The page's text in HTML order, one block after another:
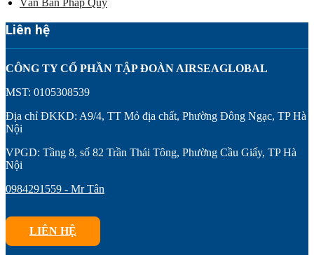
Văn Bản Pháp Quy
Liên hệ
CÔNG TY CỔ PHẦN TẬP ĐOÀN AIRSEAGLOBAL
MST: 0105308539
Địa chỉ ĐKKD: A9/4, TT Mỏ địa chất, Phường Đông Ngạc, TP Hà
Nội
VPGD: Tầng 8, số 82 Trần Thái Tông, Phường Cầu Giấy, TP Hà
Nội
0984291559 - Mr Tân
LIÊN HỆ